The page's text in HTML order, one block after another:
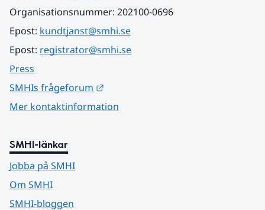
Organisationsnummer: 202100-0696
Epost: kundtjanst@smhi.se
Epost: registrator@smhi.se
Press
SMHIs frågeforum
Mer kontaktinformation
SMHI-länkar
Jobba på SMHI
Om SMHI
SMHI-bloggen